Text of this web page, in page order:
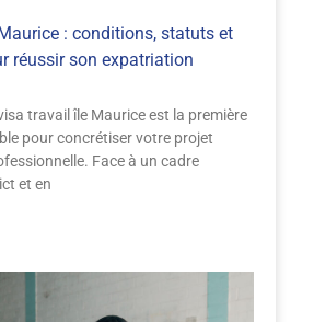
: conditions, statuts et
réussir son expatriation
travail île Maurice est la première
pour concrétiser votre projet
Face à un cadre
et en